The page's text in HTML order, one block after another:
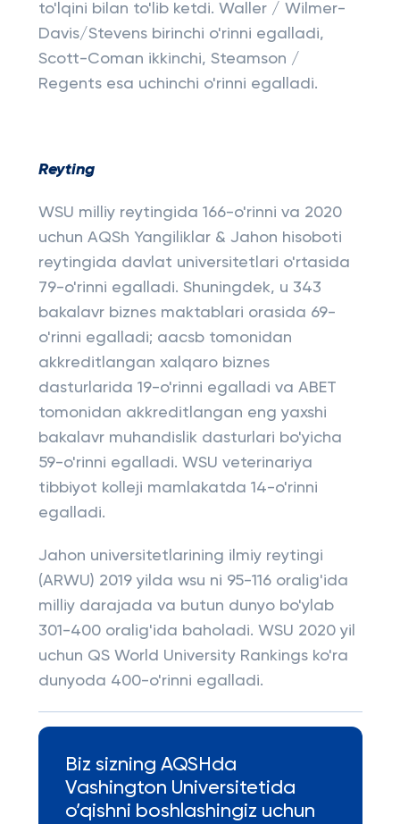
to'lqini bilan to'lib ketdi. Waller / Wilmer-
Davis/Stevens birinchi o'rinni egalladi,
Scott-Coman ikkinchi, Steamson /
Regents esa uchinchi o'rinni egalladi.
Reyting
WSU milliy reytingida 166-o'rinni va 2020
uchun AQSh Yangiliklar & Jahon hisoboti
reytingida davlat universitetlari o'rtasida
79-o'rinni egalladi. Shuningdek, u 343
bakalavr biznes maktablari orasida 69-
o'rinni egalladi; aacsb tomonidan
akkreditlangan xalqaro biznes
dasturlarida 19-o'rinni egalladi va ABET
tomonidan akkreditlangan eng yaxshi
bakalavr muhandislik dasturlari bo'yicha
59-o'rinni egalladi. WSU veterinariya
tibbiyot kolleji mamlakatda 14-o'rinni
egalladi.
Jahon universitetlarining ilmiy reytingi
(ARWU) 2019 yilda wsu ni 95-116 oralig'ida
milliy darajada va butun dunyo bo'ylab
301-400 oralig'ida baholadi. WSU 2020 yil
uchun QS World University Rankings ko'ra
dunyoda 400-o'rinni egalladi.
Biz sizning AQSHda
Vashington Universitetida
o’qishni boshlashingiz uchun